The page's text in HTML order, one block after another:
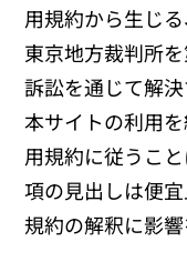
用規約から生じ
東京地方裁判所
訴訟を通じて解決
本サイトの利用
用規約に従うこ
項の見出しは便
規約の解釈に影響